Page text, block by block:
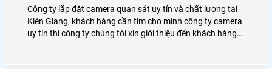
Công ty lắp đặt camera quan sát uy tín và chất lượng tại
Kiên Giang, khách hàng cần tìm cho mình công ty camera
uy tín thì công ty chúng tôi xin giới thiệu đến khách hàng